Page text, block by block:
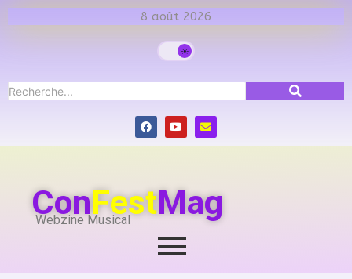
8 août 2026
ConFestMag
Webzine Musical